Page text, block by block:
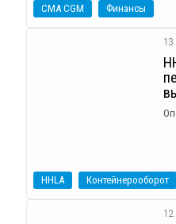
CMA CGM Финансы
HHLA Контейнерооборот